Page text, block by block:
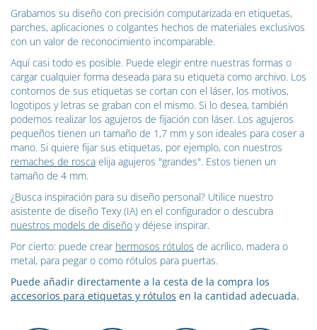
Grabamos su diseño con precisión computarizada en etiquetas,
parches, aplicaciones o colgantes hechos de materiales exclusivos
con un valor de reconocimiento incomparable.
Aquí casi todo es posible. Puede elegir entre nuestras formas o
cargar cualquier forma deseada para su etiqueta como archivo. Los
contornos de sus etiquetas se cortan con el láser, los motivos,
logotipos y letras se graban con el mismo. Si lo desea, también
podemos realizar los agujeros de fijación con láser. Los agujeros
pequeños tienen un tamaño de 1,7 mm y son ideales para coser a
mano. Si quiere fijar sus etiquetas, por ejemplo, con nuestros
remaches de rosca elija agujeros "grandes". Estos tienen un
tamaño de 4 mm.
¿Busca inspiración para su diseño personal? Utilice nuestro
asistente de diseño Texy (IA) en el configurador o descubra
nuestros models de diseño y déjese inspirar.
Por cierto: puede crear hermosos rótulos de acrílico, madera o
metal, para pegar o como rótulos para puertas.
Puede añadir directamente a la cesta de la compra los
accesorios para etiquetas y rótulos en la cantidad adecuada.